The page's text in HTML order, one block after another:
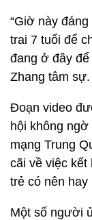
“Giờ này
trai 7 tuổi để
đang ở đây để
Zhang tâm sự.
Đoạn video
hội không
mạng Trung
cãi về việc kết
trẻ có nên hay
Một số người